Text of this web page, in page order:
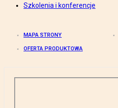
Szkolenia i konferencje
MAPA STRONY
OFERTA PRODUKTOWA